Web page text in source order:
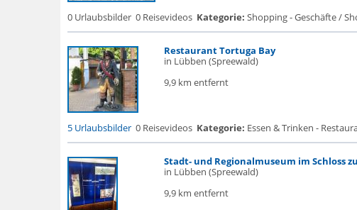
0 Urlaubsbilder 0 Reisevideos Kategorie: Shopping - Geschäfte /
Restaurant Tortuga Bay
in Lübben (Spreewald)
9,9 km entfernt
5 Urlaubsbilder 0 Reisevideos Kategorie: Essen & Trinken -
Stadt- und Regionalmuseum im Schloss
in Lübben (Spreewald)
9,9 km entfernt